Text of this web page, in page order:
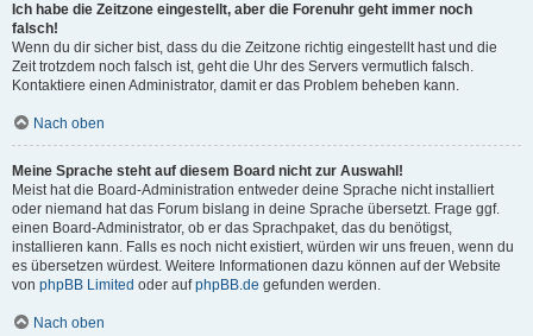
Ich habe die Zeitzone eingestellt, aber die Forenuhr geht immer noch
falsch!
Wenn du dir sicher bist, dass du die Zeitzone richtig eingestellt hast und die
Zeit trotzdem noch falsch ist, geht die Uhr des Servers vermutlich falsch.
Kontaktiere einen Administrator, damit er das Problem beheben kann.
Nach oben
Meine Sprache steht auf diesem Board nicht zur Auswahl!
Meist hat die Board-Administration entweder deine Sprache nicht installiert
oder niemand hat das Forum bislang in deine Sprache übersetzt. Frage ggf.
einen Board-Administrator, ob er das Sprachpaket, das du benötigst,
installieren kann. Falls es noch nicht existiert, würden wir uns freuen, wenn du
es übersetzen würdest. Weitere Informationen dazu können auf der Website
von phpBB Limited oder aufphpBB.de gefunden werden.
Nach oben